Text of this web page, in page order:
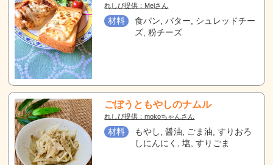
れしぴ提供：Meiさん
材料
食パン, バター, シュレッドチー
ズ, 粉チーズ
ごぼうともやしのナムル
れしぴ提供：mokoちゃんさん
材料
もやし, 醤油, ごま油, すりおろ
しにんにく, 塩, すりごま